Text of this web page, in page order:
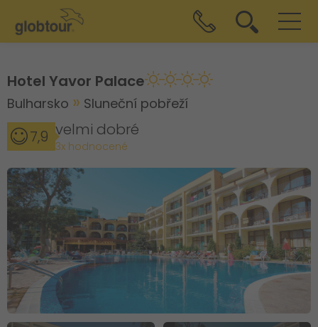
Hotel Yavor Palace
Bulharsko Sluneční pobřeží
7,9 velmi dobré
3x hodnocené